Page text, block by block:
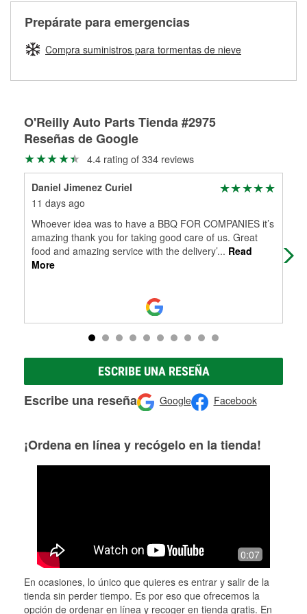
Más información sobre el Programa de Préstamo de
Herramientas de O'Reilly
medirán tus tambores o discos para determinar si pueden
ser rectificados con seguridad. Si tus tambores o discos no
pueden ser reutilizados, podemos ayudarte a encontrar las
partes de reemplazo correctas para tu reparación.
Auto Parts que ofrecen este servicio, trae la manguera
averiada o determina los acoplamientos y la longitud
adecuados para que te construyamos una nueva. O'Reilly
Auto Parts tiene las mangueras y los acoples adecuados
agrícola o de construcción.
hidráulicas a la medida en tu tienda local
Prepárate para emergencias
Compra suministros para tormentas de nieve
O'Reilly Auto Parts Tienda #2975
Reseñas de Google
4.4 rating of 334 reviews
Daniel Jimenez Curiel
11 days ago
Whoever idea was to have a BBQ FOR COMPANIES it’s
amazing thank you for taking good care of us. Great
food and amazing service with the delivery’... Read
More
ESCRIBE UNA RESEÑA
Escribe una reseña Google Facebook
¡Ordena en línea y recógelo en la tienda!
0:07
En ocasiones, lo único que quieres es entrar y salir de la
tienda sin perder tiempo. Es por eso que ofrecemos la
opción de ordenar en línea y recoger en tienda gratis. En